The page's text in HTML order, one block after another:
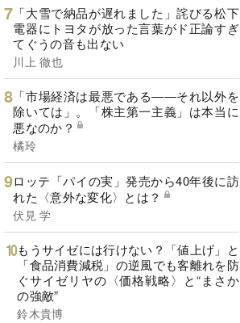
「大雪で納品が遅れました」詫びる松下
電器にトヨタが放った言葉がド正論すぎ
てぐうの音も出ない
川上 徹也
「市場経済は最悪である――それ以外を
除いては」。「株主第一主義」は本当に
悪なのか？
橘玲
ロッテ「パイの実」発売から40年後に訪
れた〈意外な変化〉とは？
伏見 学
もうサイゼには行けない？「値上げ」と
「食品消費減税」の逆風でも客離れを防
ぐサイゼリヤの〈価格戦略〉と“まさか
の強敵”
鈴木貴博